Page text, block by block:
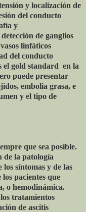
y localización de
del conducto
y
de ganglios
linfáticos
del conducto
el gold standard en la
puede presentar
embolia grasa, e
y el tipo de
que sea posible.
de la patología
síntomas y de las
pacientes que
o hemodinámica.
tratamientos
de ascitis